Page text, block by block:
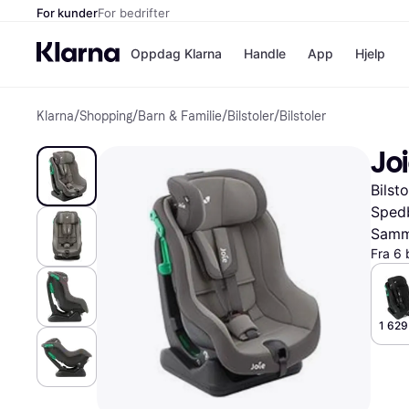
For kunderFor bedrifter
Oppdag Klarna
Betal nå
Betal i 3
Betal innen
Finansiering
Handle
kicks.no
App Hjelp
Klarna/Shopping/Barn & Familie/Bilstoler/Bilstoler
Fra 6
1